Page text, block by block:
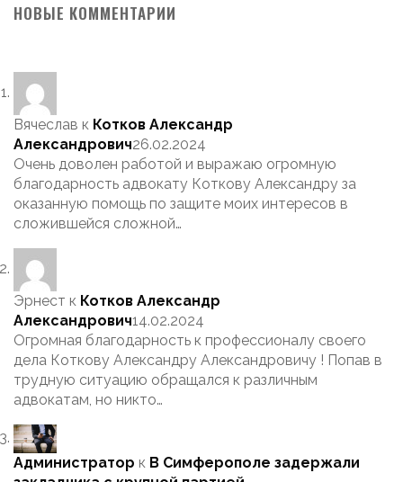
НОВЫЕ КОММЕНТАРИИ
Вячеслав к Котков Александр
Александрович26.02.2024
Очень доволен работой и выражаю огромную
благодарность адвокату Коткову Александру за
оказанную помощь по защите моих интересов в
сложившейся сложной…
Эрнест к Котков Александр
Александрович14.02.2024
Огромная благодарность к профессионалу своего
дела Коткову Александру Александровичу ! Попав в
трудную ситуацию обращался к различным
адвокатам, но никто…
Администратор к В Симферополе задержали